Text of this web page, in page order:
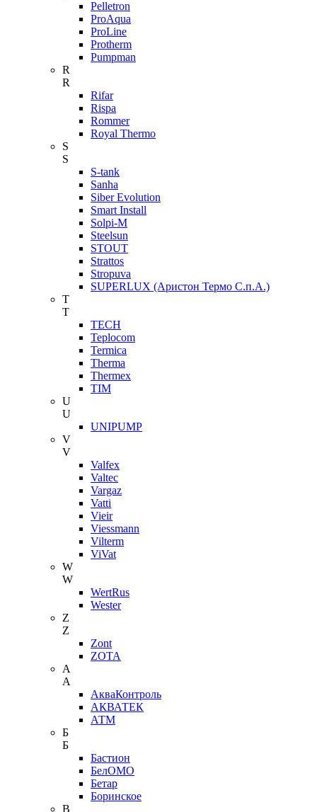
Pelletron
ProAqua
ProLine
Protherm
Pumpman
R
R
Rifar
Rispa
Rommer
Royal Thermo
S
S
S-tank
Sanha
Siber Evolution
Smart Install
Solpi-M
Steelsun
STOUT
Strattos
Stropuva
SUPERLUX (Аристон Термо С.п.А.)
T
T
TECH
Teplocom
Termica
Therma
Thermex
TIM
U
U
UNIPUMP
V
V
Valfex
Valtec
Vargaz
Vatti
Vieir
Viessmann
Vilterm
ViVat
W
W
WertRus
Wester
Z
Z
Zont
ZOTA
А
А
АкваКонтроль
АКВАТЕК
АТМ
Б
Б
Бастион
БелОМО
Бетар
Боринское
В